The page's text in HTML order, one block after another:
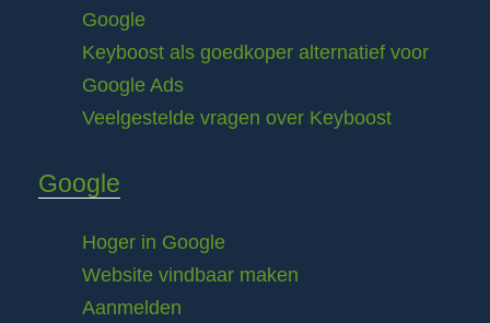
Google
Keyboost als goedkoper alternatief voor
Google Ads
Veelgestelde vragen over Keyboost
Google
Hoger in Google
Website vindbaar maken
Aanmelden